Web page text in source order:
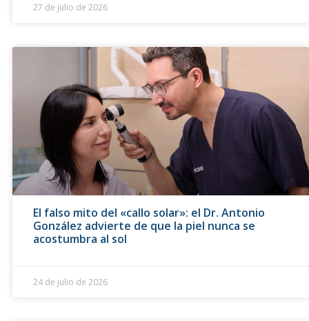
27 de julio de 2026
El falso mito del «callo solar»: el Dr. Antonio
González advierte de que la piel nunca se
acostumbra al sol
24 de julio de 2026